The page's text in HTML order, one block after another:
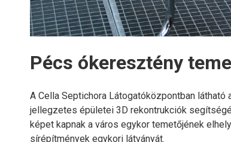
Pécs ókeresztény
A Cella Septichora Látogatóközpontban
jellegzetes épületei 3D rekontrukciók
képet kapnak a város egykor temetőjének
sírépítmények egykori látványát.